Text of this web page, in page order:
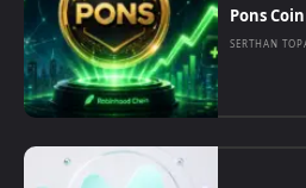
Pons
SERTHAN